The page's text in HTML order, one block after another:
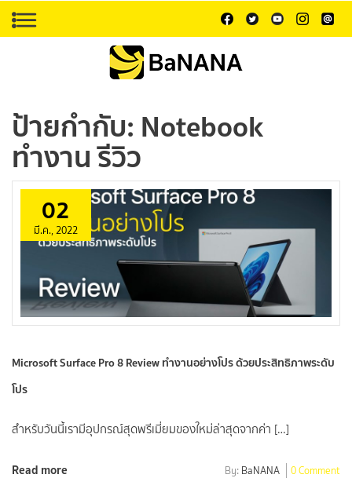
ป้ายกำกับ: Notebook
ทำงาน รีวิว
02
มี.ค., 2022
Microsoft Surface Pro 8 Review ทำงานอย่างโปร ด้วยประสิทธิภาพระดับ
โปร
สำหรับวันนี้เรามีอุปกรณ์สุดพรีเมี่ยมของใหม่ล่าสุดจากค่า […]
Read more By: BaNANA 0 Comment